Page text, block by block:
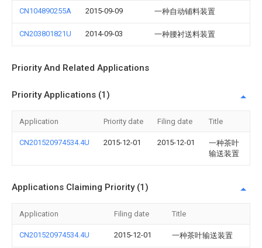
CN104890255A 2015-09-09 一种自动铺料装置
CN203801821U 2014-09-03 一种腰衬送料装置
Priority And Related Applications
Priority Applications (1)
Application Priority date Filing date Title
CN201520974534.4U 2015-12-01 2015-12-01
一种茶叶
输送装置
Applications Claiming Priority (1)
Application Filing date Title
CN201520974534.4U 2015-12-01 一种茶叶输送装置